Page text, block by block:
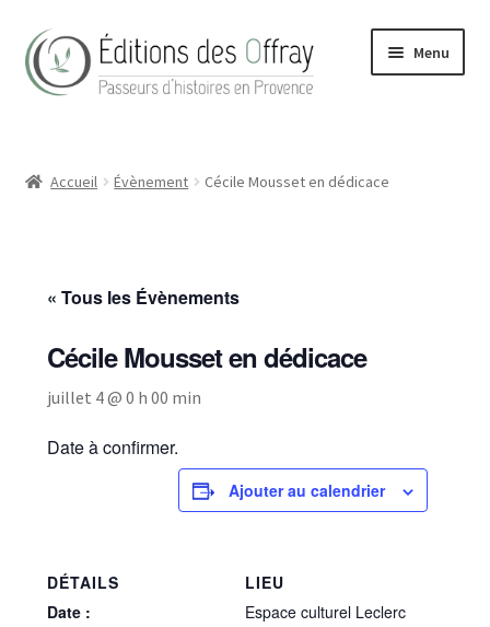
Aller
à
la
Aller
au
contenu
Menu
Actualités
Conditions Générales de Vente
Contact
Mentions légales
Accueil Évènement Cécile Mousset en dédicace
« Tous les Évènements
Cécile Mousset en dédicace
juillet 4 @ 0 h 00 min
Date à confirmer.
Ajouter au calendrier
DÉTAILS
Date :
LIEU
Espace culturel Leclerc